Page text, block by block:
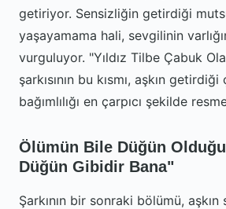
getiriyor. Sensizliğin getirdiği
yaşayamama hali, sevgilinin
vurguluyor. "Yıldız Tilbe Çabuk
şarkısının bu kısmı, aşkın
bağımlılığı en çarpıcı şekilde
Ölümün Bile Düğün
Düğün Gibidir Bana"
Şarkının bir sonraki bölümü, aşkın